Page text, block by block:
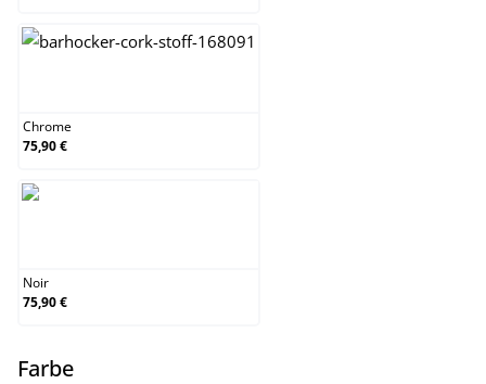
Chrome
75,90 €
Noir
75,90 €
Farbeselect